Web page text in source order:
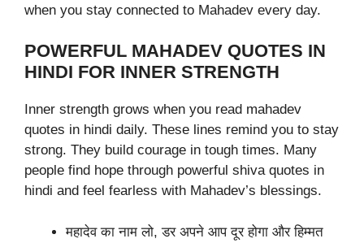
when you stay connected to Mahadev every day.
POWERFUL MAHADEV QUOTES IN
HINDI FOR INNER STRENGTH
Inner strength grows when you read mahadev
quotes in hindi daily. These lines remind you to stay
strong. They build courage in tough times. Many
people find hope through powerful shiva quotes in
hindi and feel fearless with Mahadev’s blessings.
महादेव का नाम लो, डर अपने आप दूर होगा और हिम्मत